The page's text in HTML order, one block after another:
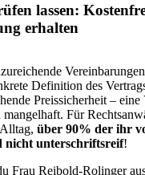
lassen:
erhalten
Definition des
Preissicherheit – eine
mangelhaft. Für
über 90% der ihr
nicht unterschriftsreif!
Frau Reibold-Rolinger